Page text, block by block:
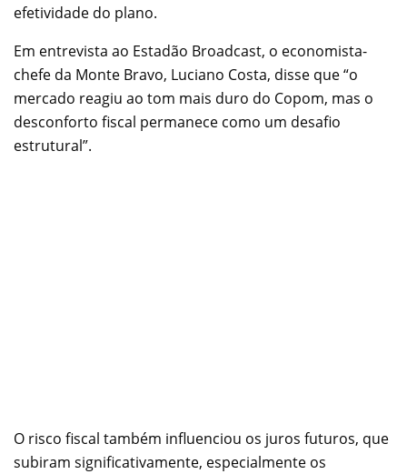
efetividade do plano.
Em entrevista ao Estadão Broadcast, o economista-
chefe da Monte Bravo, Luciano Costa, disse que “o
mercado reagiu ao tom mais duro do Copom, mas o
desconforto fiscal permanece como um desafio
estrutural”.
O risco fiscal também influenciou os juros futuros, que
subiram significativamente, especialmente os